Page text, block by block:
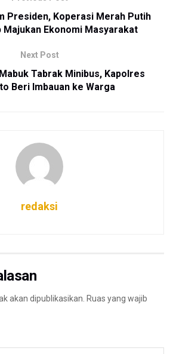
Presiden, Koperasi Merah Putih
Majukan Ekonomi Masyarakat
Next Post
Tabrak Minibus, Kapolres
Beri Imbauan ke Warga
redaksi
akan dipublikasikan. Ruas yang wajib